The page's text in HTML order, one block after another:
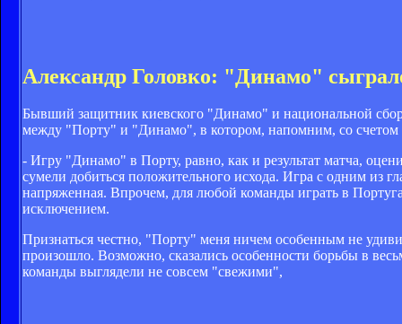
Александр Головко: "Динамо"
Бывший защитник киевского "Динамо" и национальной
между "Порту" и "Динамо", в котором, напомним, со счетом
- Игру "Динамо" в Порту, равно, как и результат матча,
сумели добиться положительного исхода. Игра с одним из
напряженная. Впрочем, для любой команды играть в
исключением.
Признаться честно, "Порту" меня ничем особенным не
произошло. Возможно, сказались особенности борьбы в
команды выглядели не совсем "свежими",